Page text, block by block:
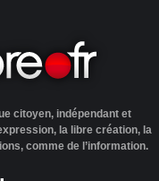
citoyen, indépendant et
la libre création, la
comme de l’information.